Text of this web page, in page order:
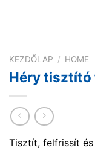
KEZDŐLAP / HOME
Héry tisztító
Tisztít, felfrissít